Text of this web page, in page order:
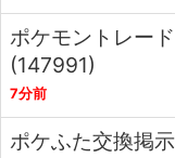
ポケモントレー
(147991)
7分前
ポケふた交換掲